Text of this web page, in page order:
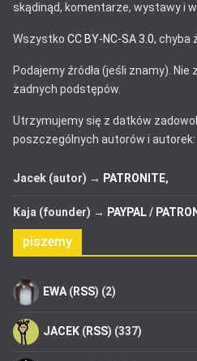
skądinąd, komentarze, wystawy i
Wszystko CC BY-NC-SA 3.0, chyba
Podajemy źródła (jeśli znamy).
żadnych podstępów.
Utrzymujemy się z datków
poszczególnych autorów i autorek:
Jacek (autor) → PATRONITE,
Kaja (founder) → PAYPAL/
piszemy
EWA (RSS) (2)
JACEK (RSS) (337)